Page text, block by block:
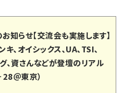
知らせ【交流会も実施します】
、オイシックス、UA、TSI、
、資さんなどが登壇のリアル
＠東京）